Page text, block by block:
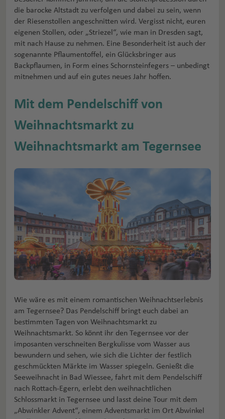
die barocke Altstadt zu verfolgen und dabei zu sein, wenn
der Riesenstollen angeschnitten wird. Vergisst nicht, euren
eigenen Stollen, oder „Striezel“, wie man in Dresden sagt,
mit nach Hause zu nehmen. Eine Besonderheit ist auch der
sogenannte Pflaumentoffel, ein Glücksbringer aus
Backpflaumen, in Form eines Schornsteinfegers – unbedingt
mitnehmen und auf ein gutes neues Jahr hoffen.
Mit dem Pendelschiff von
Weihnachtsmarkt zu
Weihnachtsmarkt am Tegernsee
Wie wäre es mit einem romantischen Weihnachtserlebnis
am Tegernsee? Das Pendelschiff bringt euch dabei an
bestimmten Tagen von Weihnachtsmarkt zu
Weihnachtsmarkt. So könnt ihr den Tegernsee vor der
imposanten verschneiten Bergkulisse vom Wasser aus
bewundern und sehen, wie sich die Lichter der festlich
geschmückten Märkte im Wasser spiegeln. Genießt die
Seeweihnacht in Bad Wiessee, fahrt mit dem Pendelschiff
nach Rottach-Egern, erlebt den weihnachtlichen
Schlossmarkt in Tegernsee und lasst deine Tour mit dem
„Abwinkler Advent“, einem Adventsmarkt im Ort Abwinkel